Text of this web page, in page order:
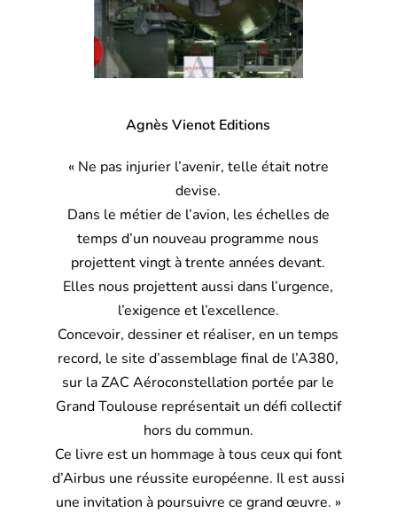
Agnès Vienot Editions
« Ne pas injurier l’avenir, telle était notre
devise.
Dans le métier de l’avion, les échelles de
temps d’un nouveau programme nous
projettent vingt à trente années devant.
Elles nous projettent aussi dans l’urgence,
l’exigence et l’excellence.
Concevoir, dessiner et réaliser, en un temps
record, le site d’assemblage final de l’A380,
sur la ZAC Aéroconstellation portée par le
Grand Toulouse représentait un défi collectif
hors du commun.
Ce livre est un hommage à tous ceux qui font
d’Airbus une réussite européenne. Il est aussi
une invitation à poursuivre ce grand œuvre. »